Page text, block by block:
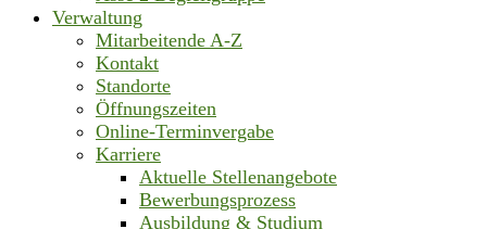
Verwaltung
Mitarbeitende A-Z
Kontakt
Standorte
Öffnungszeiten
Online-Terminvergabe
Karriere
Aktuelle Stellenangebote
Bewerbungsprozess
Ausbildung & Studium